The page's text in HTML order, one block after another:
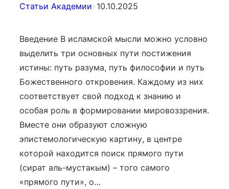
Статьи Академии 10.10.2025
Введение В исламской мысли можно условно
выделить три основных пути постижения
истины: путь разума, путь философии и путь
Божественного откровения. Каждому из них
соответствует свой подход к знанию и
особая роль в формировании мировоззрения.
Вместе они образуют сложную
эпистемологическую картину, в центре
которой находится поиск прямого пути
(сират аль-мустакым) – того самого
«прямого пути», о…